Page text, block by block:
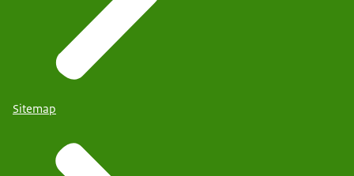
Sitemap